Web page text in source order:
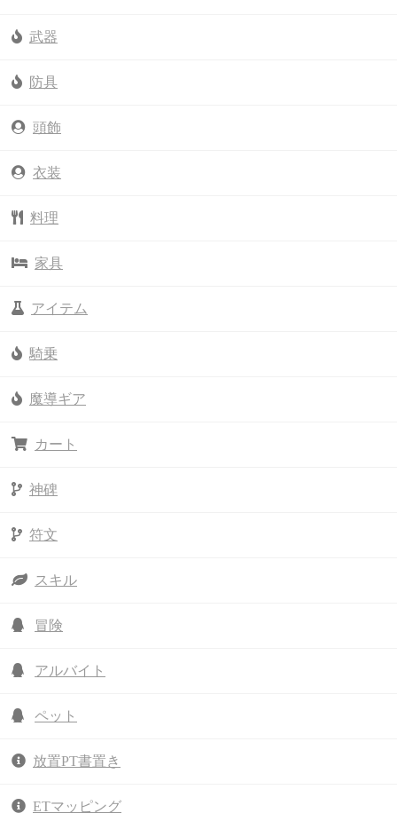
武器
防具
頭飾
衣装
料理
家具
アイテム
騎乗
魔導ギア
カート
神碑
符文
スキル
冒険
アルバイト
ペット
放置PT書置き
ETマッピング